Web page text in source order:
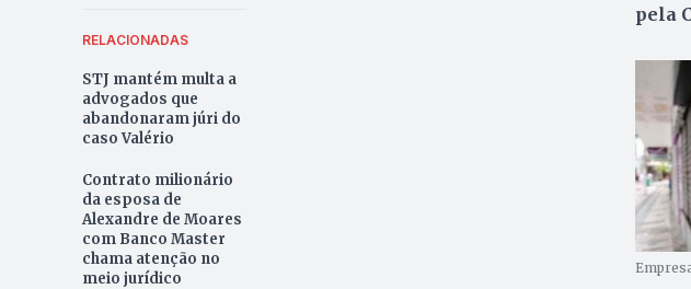
RELACIONADAS
STJ mantém multa a
advogados que
abandonaram júri do
caso Valério
Contrato milionário
da esposa de
Alexandre de Moares
com Banco Master
chama atenção no
meio jurídico
pela